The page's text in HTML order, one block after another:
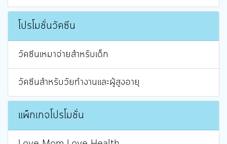
โปรโมชั่นวัคซีน
วัคซีนเหมาจ่ายสำหรับเด็ก
วัคซีนสำหรับวัยทำงานและผู้สูงอายุ
แพ็กเกจโปรโมชั่น